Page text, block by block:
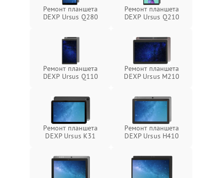
Ремонт планшета
DEXP Ursus Q280
Ремонт планшета
DEXP Ursus Q210
Ремонт планшета
DEXP Ursus Q110
Ремонт планшета
DEXP Ursus M210
Ремонт планшета
DEXP Ursus K31
Ремонт планшета
DEXP Ursus H410